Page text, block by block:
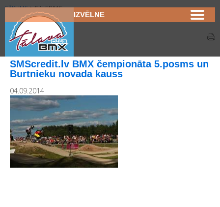
IZVĒLNE
SĀKUMS>GALERIJAS
Galerijas
SMScredit.lv BMX čempionāta 5.posms un
Burtnieku novada kauss
04.09.2014